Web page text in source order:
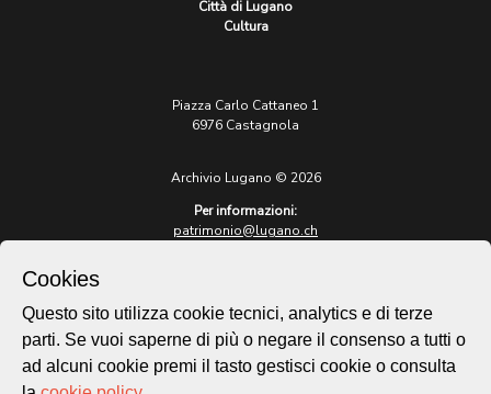
Città di Lugano
Cultura
Piazza Carlo Cattaneo 1
6976 Castagnola
Archivio Lugano © 2026
Per informazioni:
patrimonio@lugano.ch
lugano.ch
Cookie policy
Cookies
Questo sito utilizza cookie tecnici, analytics e di terze
parti. Se vuoi saperne di più o negare il consenso a tutti o
ad alcuni cookie premi il tasto gestisci cookie o consulta